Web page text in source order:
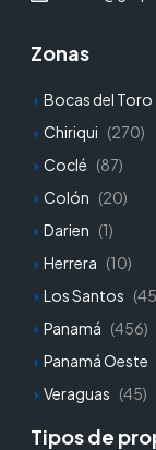
Zonas
Bocas del Toro
Chiriqui (270)
Coclé (87)
Colón (20)
Darien (1)
Herrera (10)
Los Santos
Panamá (456)
Panamá Oeste
Veraguas (45)
Tipos de